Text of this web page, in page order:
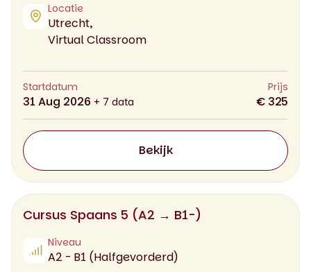
Locatie
Utrecht,
Virtual Classroom
Startdatum
31 Aug 2026 + 7 data
Prijs
€ 325
Bekijk
Cursus Spaans 5 (A2 → B1-)
Niveau
A2 - B1 (Halfgevorderd)